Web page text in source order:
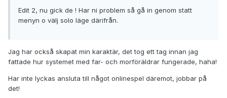
Edit 2, nu gick de ! Har ni problem så gå in genom statt
menyn o välj solo läge därifrån.
Jag har också skapat min karaktär, det tog ett tag innan jag
fattade hur systemet med far- och morföräldrar fungerade, haha!
Har inte lyckas ansluta till något onlinespel däremot, jobbar på
det!